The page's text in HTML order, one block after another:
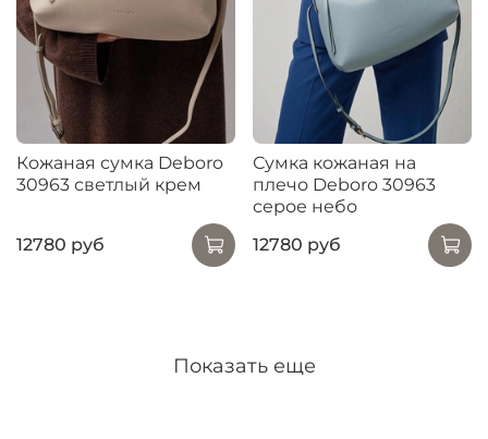
Кожаная сумка Deboro
30963 светлый крем
12780 руб
Сумка кожаная на
плечо Deboro 30963
серое небо
12780 руб
Показать еще